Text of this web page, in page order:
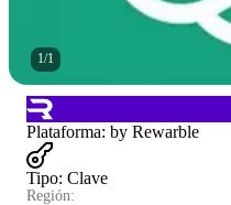
1/1
Plataforma: by Rewarble
Tipo: Clave
Región: